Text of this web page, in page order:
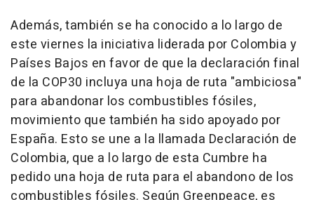
Además, también se ha conocido a lo largo de
este viernes la iniciativa liderada por Colombia y
Países Bajos en favor de que la declaración final
de la COP30 incluya una hoja de ruta "ambiciosa"
para abandonar los combustibles fósiles,
movimiento que también ha sido apoyado por
España. Esto se une a la llamada Declaración de
Colombia, que a lo largo de esta Cumbre ha
pedido una hoja de ruta para el abandono de los